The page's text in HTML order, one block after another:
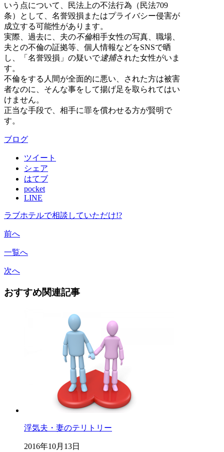
いう点について、民法上の不法行為（民法709
条）として、名誉毀損またはプライバシー侵害が
成立する可能性があります。
実際、過去に、夫の不倫相手女性の写真、職場、
夫との不倫の証拠等、個人情報などをSNSで晒
し、「名誉毀損」の疑いで逮捕された女性がいま
す。
不倫をする人間が全面的に悪い、された方は被害
者なのに、そんな事をして揚げ足を取られてはい
けません。
正当な手段で、相手に罪を償わせる方が賢明で
す。
ブログ
ツイート
シェア
はてブ
pocket
LINE
ラブホテルで相談していただけ!?
前へ
一覧へ
次へ
おすすめ関連記事
浮気夫・妻のテリトリー
2016年10月13日